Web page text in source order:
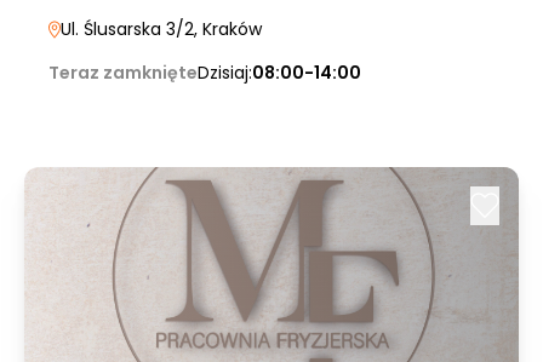
Ul. Ślusarska 3/2, Kraków
Teraz zamknięteDzisiaj:08:00-14:00